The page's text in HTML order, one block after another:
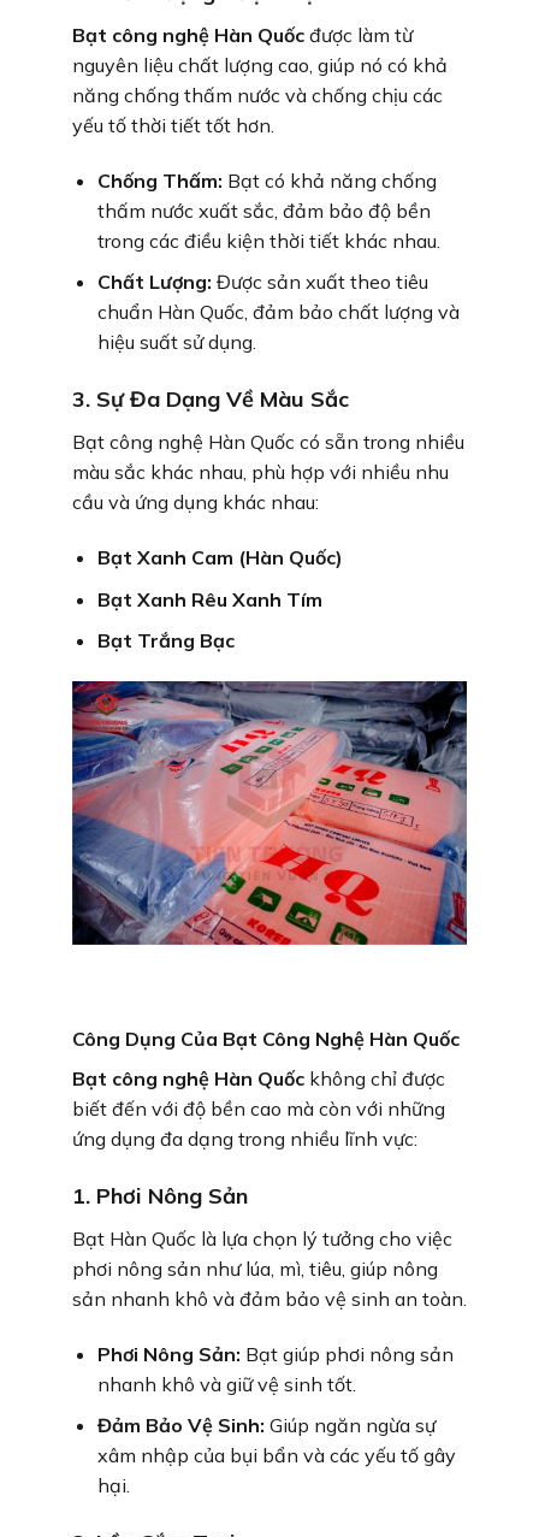
Bạt công nghệ Hàn Quốc được làm từ
nguyên liệu chất lượng cao, giúp nó có khả
năng chống thấm nước và chống chịu các
yếu tố thời tiết tốt hơn.
Chống Thấm: Bạt có khả năng chống
thấm nước xuất sắc, đảm bảo độ bền
trong các điều kiện thời tiết khác nhau.
Chất Lượng: Được sản xuất theo tiêu
chuẩn Hàn Quốc, đảm bảo chất lượng và
hiệu suất sử dụng.
3. Sự Đa Dạng Về Màu Sắc
Bạt công nghệ Hàn Quốc có sẵn trong nhiều
màu sắc khác nhau, phù hợp với nhiều nhu
cầu và ứng dụng khác nhau:
Bạt Xanh Cam (Hàn Quốc)
Bạt Xanh Rêu Xanh Tím
Bạt Trắng Bạc
Công Dụng Của Bạt Công Nghệ Hàn Quốc
Bạt công nghệ Hàn Quốc không chỉ được
biết đến với độ bền cao mà còn với những
ứng dụng đa dạng trong nhiều lĩnh vực:
1. Phơi Nông Sản
Bạt Hàn Quốc là lựa chọn lý tưởng cho việc
phơi nông sản như lúa, mì, tiêu, giúp nông
sản nhanh khô và đảm bảo vệ sinh an toàn.
Phơi Nông Sản: Bạt giúp phơi nông sản
nhanh khô và giữ vệ sinh tốt.
Đảm Bảo Vệ Sinh: Giúp ngăn ngừa sự
xâm nhập của bụi bẩn và các yếu tố gây
hại.